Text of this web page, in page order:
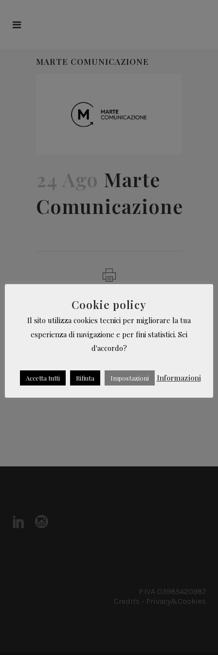
MARTE COMUNICAZIONE
24 Ago Marte
Comunicazione
di Francesca Facchetti
P.IVA 03985420987
Credits - Privacy&Cookies
Cookie policy
Il sito utilizza cookies tecnici per migliorare la tua
esperienza di navigazione e per fini statistici. Sei
d'accordo?
Accetta tutti Rifiuta Impostazioni Informazioni